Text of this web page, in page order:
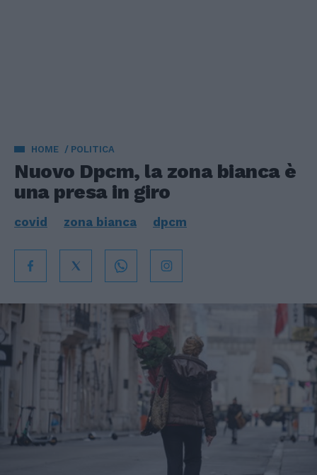
HOME POLITICA
Nuovo Dpcm, la zona bianca è
una presa in giro
covid zona bianca dpcm